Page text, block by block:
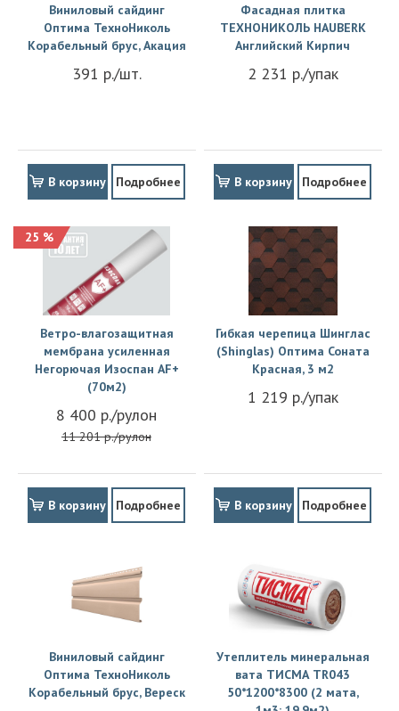
Виниловый сайдинг
Оптима ТехноНиколь
Корабельный брус, Акация
391 р./шт.
В корзину Подробнее
Фасадная плитка
ТЕХНОНИКОЛЬ HAUBERK
Английский Кирпич
2 231 р./упак
В корзину Подробнее
25 %
Ветро-влагозащитная
мембрана усиленная
Негорючая Изоспан АF+
(70м2)
8 400 р./рулон
11 201 р./рулон
В корзину Подробнее
Гибкая черепица Шинглас
(Shinglas) Оптима Соната
Красная, 3 м2
1 219 р./упак
В корзину Подробнее
Виниловый сайдинг
Оптима ТехноНиколь
Корабельный брус, Вереск
Утеплитель минеральная
вата ТИСМА TR043
50*1200*8300 (2 мата,